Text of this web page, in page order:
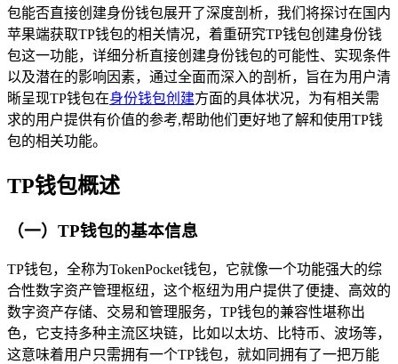
包能否直接创建身份钱包展开了深度剖析，我们将探讨在国内
苹果端获取TP钱包的相关情况，着重研究TP钱包创建身份钱
包这一功能，详细分析直接创建身份钱包的可能性、实现条件
以及潜在的影响因素，通过全面而深入的剖析，旨在为用户清
晰呈现TP钱包在身份钱包创建方面的具体状况，为有相关需
求的用户提供有价值的参考,帮助他们更好地了解和使用TP钱
包的相关功能。
TP钱包概述
（一）TP钱包的基本信息
TP钱包，全称为TokenPocket钱包，它就像一个功能强大的综
合性数字资产管理枢纽，这个枢纽为用户提供了便捷、高效的
数字资产存储、交易和管理服务，TP钱包的兼容性堪称出
色，它支持多种主流区块链，比如以太坊、比特币、波场等，
这意味着用户只需拥有一个TP钱包，就如同拥有了一把万能